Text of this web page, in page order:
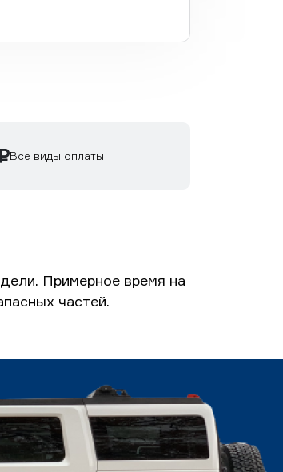
Все виды оплаты
Примерное время на
частей.